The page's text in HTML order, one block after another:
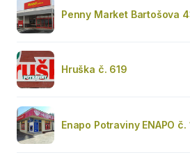
Penny Market Bartošova
Hruška č. 619
Enapo Potraviny ENAPO č.